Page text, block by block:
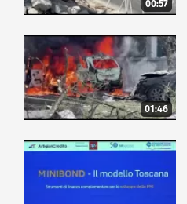
00:57
01:46